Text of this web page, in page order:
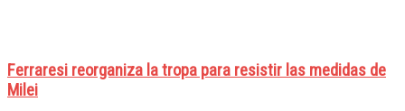
Ferraresi reorganiza la tropa para resistir las medidas de
Milei